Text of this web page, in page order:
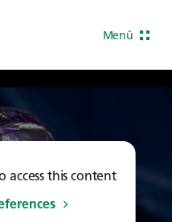
Menü
access this content